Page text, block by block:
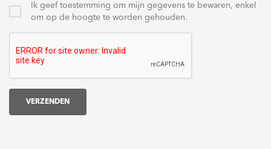
Ik geef toestemming om mijn gegevens te bewaren, enkel
om op de hoogte te worden gehouden.
VERZENDEN